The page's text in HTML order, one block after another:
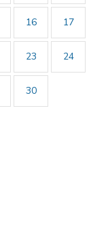
16 17
23 24
30